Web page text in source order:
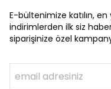
E-bültenimize katılın,
indirimlerden ilk siz
siparişinize özel